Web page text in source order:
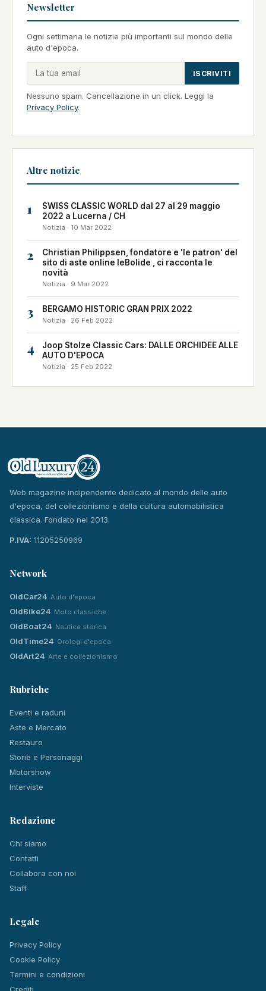
Newsletter
Ogni settimana le notizie più importanti sul mondo delle
auto d'epoca.
ISCRIVITI
Nessuno spam. Cancellazione in un click. Leggi la
Privacy Policy.
Altre notizie
1
SWISS CLASSIC WORLD dal 27 al 29 maggio
2022 a Lucerna / CH
Notizia · 10 Mar 2022
2
Christian Philippsen, fondatore e 'le patron' del
sito di aste online leBolide , ci racconta le
novità
Notizia · 9 Mar 2022
3 BERGAMO HISTORIC GRAN PRIX 2022
Notizia · 26 Feb 2022
4
Joop Stolze Classic Cars: DALLE ORCHIDEE ALLE
AUTO D'EPOCA
Notizia · 25 Feb 2022
Web magazine indipendente dedicato al mondo delle auto
d'epoca, del collezionismo e della cultura automobilistica
classica. Fondato nel 2013.
P.IVA: 11205250969
Network
OldCar24 Auto d'epoca
OldBike24 Moto classiche
OldBoat24 Nautica storica
OldTime24 Orologi d'epoca
OldArt24 Arte e collezionismo
Rubriche
Eventi e raduni
Aste e Mercato
Restauro
Storie e Personaggi
Motorshow
Interviste
Redazione
Chi siamo
Contatti
Collabora con noi
Staff
Legale
Privacy Policy
Cookie Policy
Termini e condizioni